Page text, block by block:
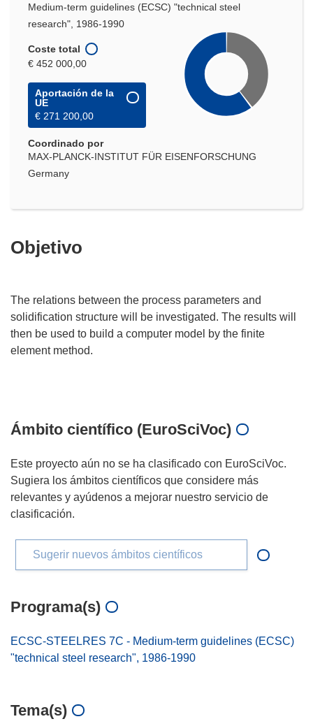
Medium-term guidelines (ECSC) "technical steel
research", 1986-1990
Coste total
€ 452 000,00
Aportación de la
UE
€ 271 200,00
Coordinado por
MAX-PLANCK-INSTITUT FÜR EISENFORSCHUNG
Germany
Objetivo
The relations between the process parameters and
solidification structure will be investigated. The results will
then be used to build a computer model by the finite
element method.
Ámbito científico (EuroSciVoc)
Este proyecto aún no se ha clasificado con EuroSciVoc.
Sugiera los ámbitos científicos que considere más
relevantes y ayúdenos a mejorar nuestro servicio de
clasificación.
Sugerir nuevos ámbitos científicos
Programa(s)
ECSC-STEELRES 7C - Medium-term guidelines (ECSC)
"technical steel research", 1986-1990
Tema(s)